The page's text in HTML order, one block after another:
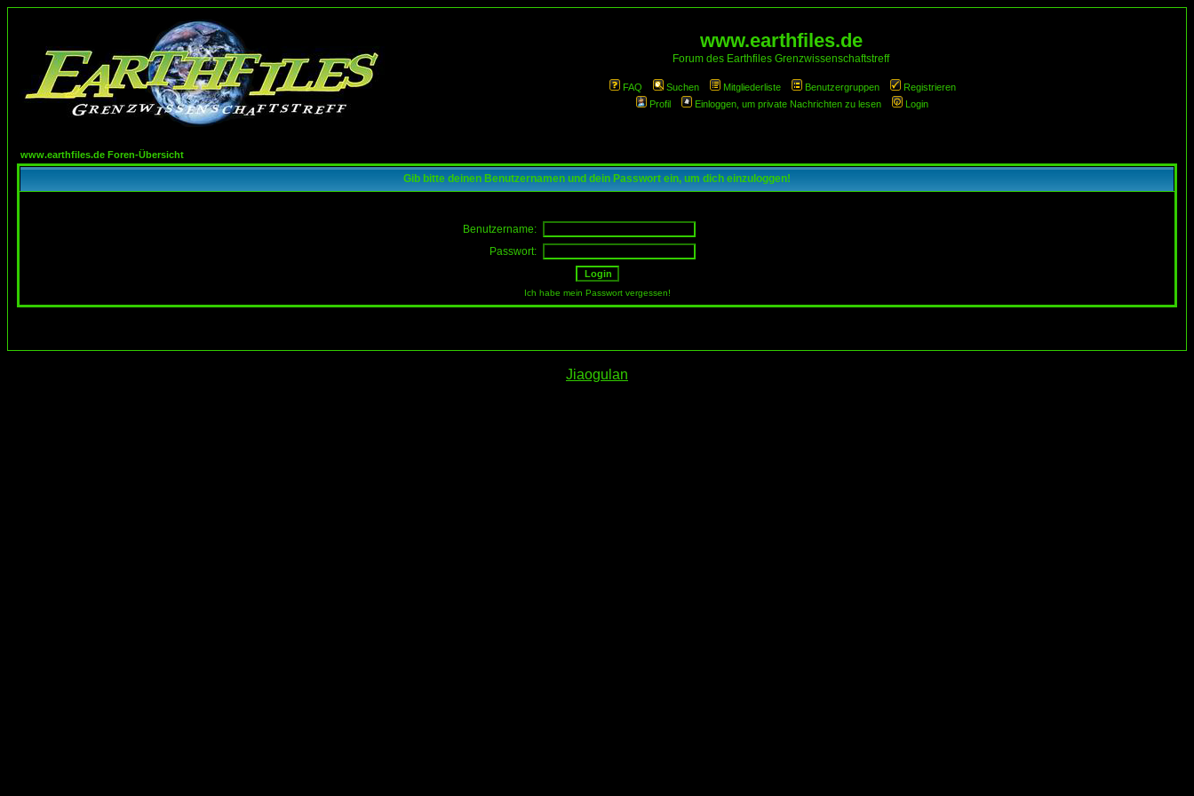
www.earthfiles.de
Forum des Earthfiles Grenzwissenschaftstreff
FAQ Suchen Mitgliederliste Benutzergruppen
Registrieren
Profil
Einloggen, um private Nachrichten zu lesen Login
www.earthfiles.de Foren-Übersicht
Gib bitte deinen Benutzernamen und dein Passwort ein, um dich einzuloggen!
Benutzername:
Passwort:
Ich habe mein Passwort vergessen!
Jiaogulan